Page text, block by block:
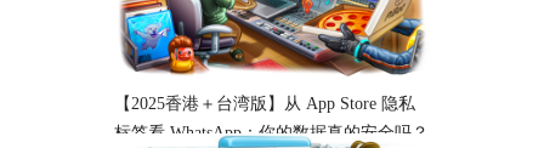
【2025香港＋台湾版】从 App Store 隐私
标签看 WhatsApp：你的数据真的安全吗？